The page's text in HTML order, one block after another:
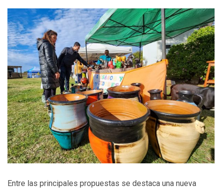
Entre las principales propuestas se destaca una nueva